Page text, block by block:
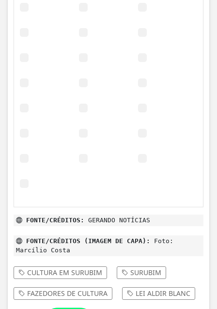
FONTE/CRÉDITOS: GERANDO NOTÍCIAS
FONTE/CRÉDITOS (IMAGEM DE CAPA):
Foto:
Marcílio Costa
CULTURA EM SURUBIM SURUBIM
FAZEDORES DE CULTURA LEI ALDIR BLANC